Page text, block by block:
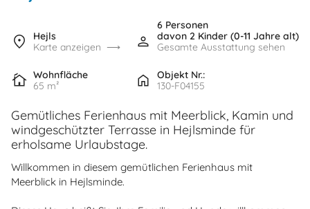
Hejls
Karte anzeigen
6 Personen
davon 2 Kinder (0-11 Jahre alt)
Gesamte Ausstattung sehen
Wohnfläche
65 m²
Objekt Nr.:
130-F04155
Gemütliches Ferienhaus mit Meerblick, Kamin und
windgeschützter Terrasse in Hejlsminde für
erholsame Urlaubstage.
Willkommen in diesem gemütlichen Ferienhaus mit
Meerblick in Hejlsminde.